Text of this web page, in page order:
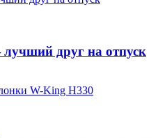
друг на отпуск